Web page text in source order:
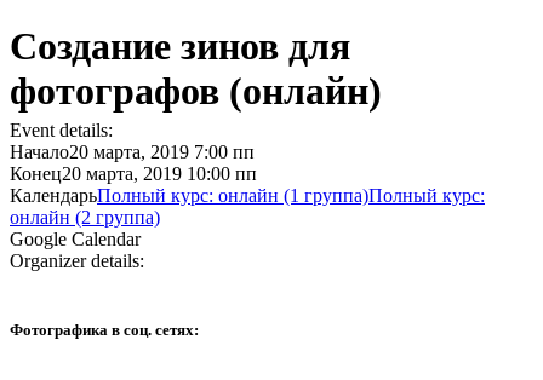
Создание зинов для
фотографов (онлайн)
Event details:
Начало20 марта, 2019 7:00 пп
Конец20 марта, 2019 10:00 пп
КалендарьПолный курс: онлайн (1 группа)Полный курс:
онлайн (2 группа)
Google Calendar
Organizer details:
Фотографика в соц. сетях: